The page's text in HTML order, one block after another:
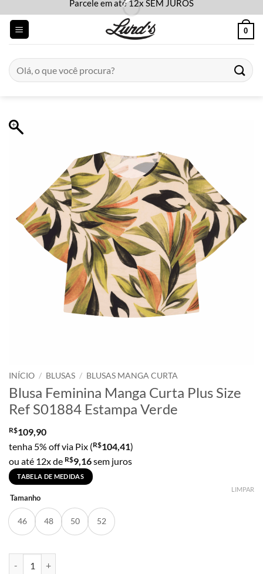
content
Parcele em até 12x SEM JUROS
0
Pesquisar
por:
INÍCIO / BLUSAS / BLUSAS MANGA CURTA
Blusa Feminina Manga Curta Plus Size
Ref S01884 Estampa Verde
R$109,90
tenha 5% off via Pix (R$104,41)
ou até 12x de R$9,16sem juros
TABELA DE MEDIDAS
Tamanho
46 48 50 52
LIMPAR